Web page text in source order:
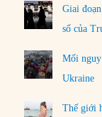
Giai
số của
Mối
Ukraine
Thế giới